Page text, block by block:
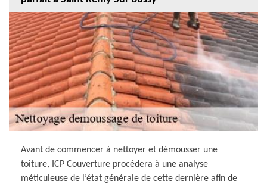
Avant de commencer à nettoyer et démousser une
toiture, ICP Couverture procédera à une analyse
méticuleuse de l’état générale de cette dernière afin de